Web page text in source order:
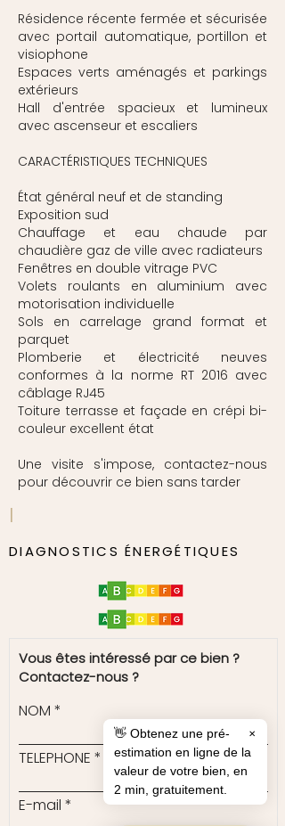
Résidence récente fermée et sécurisée
avec portail automatique, portillon et
visiophone
Espaces verts aménagés et parkings
extérieurs
Hall d'entrée spacieux et lumineux
avec ascenseur et escaliers
CARACTÉRISTIQUES TECHNIQUES
État général neuf et de standing
Exposition sud
Chauffage et eau chaude par
chaudière gaz de ville avec radiateurs
Fenêtres en double vitrage PVC
Volets roulants en aluminium avec
motorisation individuelle
Sols en carrelage grand format et
parquet
Plomberie et électricité neuves
conformes à la norme RT 2016 avec
câblage RJ45
Toiture terrasse et façade en crépi bi-
couleur excellent état
Une visite s'impose, contactez-nous
pour découvrir ce bien sans tarder
|
DIAGNOSTICS ÉNERGÉTIQUES
Vous êtes intéressé par ce bien ?
Contactez-nous ?
NOM
TELEPHONE
E-mail
👋 Obtenez une pré-
estimation en ligne de la
valeur de votre bien, en
2 min, gratuitement.
✕